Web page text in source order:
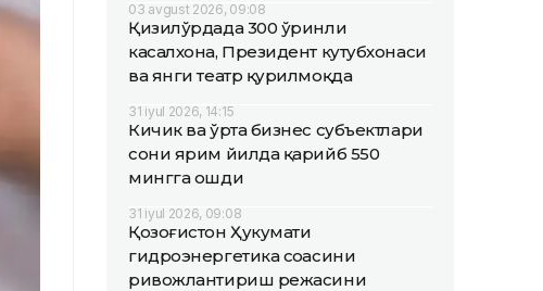
03 avgust 2026, 09:08
Қизилўрдада 300 ўринли
касалхона, Президент кутубхонаси
ва янги театр қурилмоқда
31 iyul 2026, 14:15
Кичик ва ўрта бизнес субъектлари
сони ярим йилда қарийб 550
мингга ошди
31 iyul 2026, 09:08
Қозоғистон Ҳукумати
гидроэнергетика соҳасини
ривожлантириш режасини